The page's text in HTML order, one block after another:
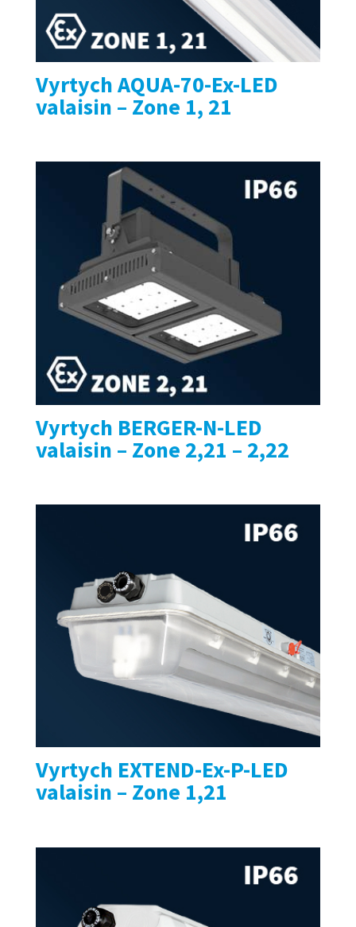
Vyrtych AQUA-70-Ex-LED
valaisin – Zone 1, 21
Vyrtych BERGER-N-LED
valaisin – Zone 2,21 – 2,22
Vyrtych EXTEND-Ex-P-LED
valaisin – Zone 1,21